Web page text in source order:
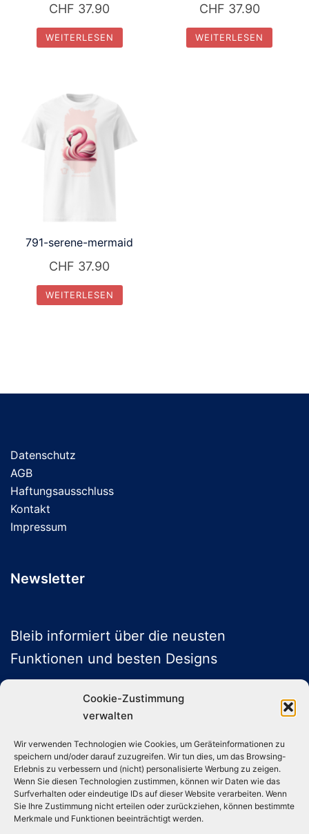
Cookie-Zustimmung
verwalten
Wir verwenden Technologien wie Cookies, um Geräteinformationen zu
speichern und/oder darauf zuzugreifen. Wir tun dies, um das Browsing-
Erlebnis zu verbessern und (nicht) personalisierte Werbung zu zeigen.
Wenn Sie diesen Technologien zustimmen, können wir Daten wie das
Surfverhalten oder eindeutige IDs auf dieser Website verarbeiten. Wenn
Sie Ihre Zustimmung nicht erteilen oder zurückziehen, können bestimmte
Merkmale und Funktionen beeinträchtigt werden.
CHF 37.90
WEITERLESEN
CHF 37.90
WEITERLESEN
791-serene-mermaid
CHF 37.90
WEITERLESEN
Datenschutz
AGB
Haftungsausschluss
Kontakt
Impressum
Newsletter
Bleib informiert über die neusten
Funktionen und besten Designs
ABONNIEREN
Folge uns auf Social Media